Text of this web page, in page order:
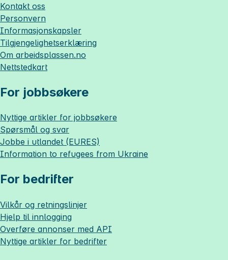
Kontakt oss
Personvern
Informasjonskapsler
Tilgjengelighetserklæring
Om arbeidsplassen.no
Nettstedkart
For jobbsøkere
Nyttige artikler for jobbsøkere
Spørsmål og svar
Jobbe i utlandet (EURES)
Information to refugees from Ukraine
For bedrifter
Vilkår og retningslinjer
Hjelp til innlogging
Overføre annonser med API
Nyttige artikler for bedrifter